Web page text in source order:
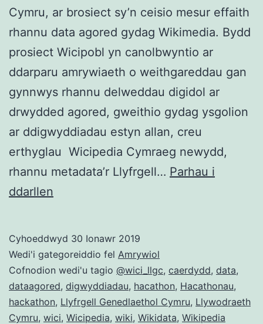
Cymru, ar brosiect sy’n ceisio mesur effaith
rhannu data agored gydag Wikimedia. Bydd
prosiect Wicipobl yn canolbwyntio ar
ddarparu amrywiaeth o weithgareddau gan
gynnwys rhannu delweddau digidol ar
drwydded agored, gweithio gydag ysgolion
ar ddigwyddiadau estyn allan, creu
erthyglau Wicipedia Cymraeg newydd,
rhannu metadata’r Llyfrgell… Parhau i
ddarllen
Cymru
a
Hacio’r
Iaith
Cyhoeddwyd 30 Ionawr 2019
Wedi'i gategoreiddio fel Amrywiol
Cofnodion wedi'u tagio @wici_llgc, caerdydd, data,
dataagored, digwyddiadau, hacathon, Hacathonau,
hackathon, Llyfrgell Genedlaethol Cymru, Llywodraeth
Cymru, wici, Wicipedia, wiki, Wikidata, Wikipedia